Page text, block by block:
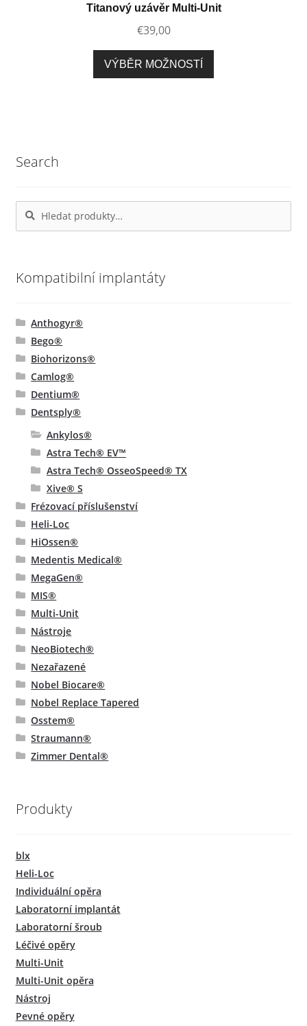
stránce
Titanový uzávěr Multi-Unit
€39,00
VÝBĚR MOŽNOSTÍ
produkt
produktu
Search
Hledat:
Hledat
Kompatibilní implantáty
Anthogyr®
Bego®
Biohorizons®
Camlog®
Dentium®
Dentsply®
Ankylos®
Astra Tech® EV™
Astra Tech® OsseoSpeed® TX
Xive® S
Frézovací příslušenství
Heli-Loc
HiOssen®
Medentis Medical®
MegaGen®
MIS®
Multi-Unit
Nástroje
NeoBiotech®
Nezařazené
Nobel Biocare®
Nobel Replace Tapered
Osstem®
Straumann®
Zimmer Dental®
Produkty
blx
Heli-Loc
Individuální opěra
Laboratorní implantát
Laboratorní šroub
Léčivé opěry
Multi-Unit
Multi-Unit opěra
Nástroj
Pevné opěry